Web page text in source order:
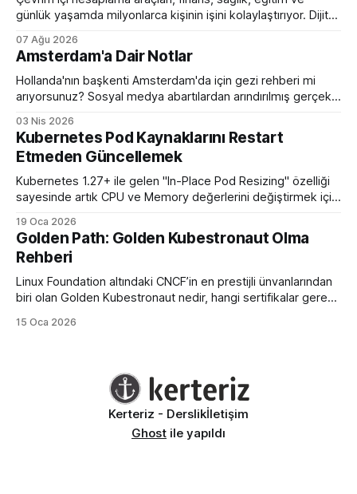
günlük yaşamda milyonlarca kişinin işini kolaylaştırıyor. Dijital
07 Ağu 2026
Amsterdam'a Dair Notlar
Hollanda'nın başkenti Amsterdam'da için gezi rehberi mi
arıyorsunuz? Sosyal medya abartılardan arındırılmış gerçek
03 Nis 2026
Kubernetes Pod Kaynaklarını Restart
Etmeden Güncellemek
Kubernetes 1.27+ ile gelen "In-Place Pod Resizing" özelliği
sayesinde artık CPU ve Memory değerlerini değiştirmek için
19 Oca 2026
Golden Path: Golden Kubestronaut Olma
Rehberi
Linux Foundation altındaki CNCF’in en prestijli ünvanlarından
biri olan Golden Kubestronaut nedir, hangi sertifikalar gerekir
Golden Kubestronaut’undan adım adım başarı rehberi.
15 Oca 2026
Kerteriz - Derslikİletişim
Ghost ile yapıldı